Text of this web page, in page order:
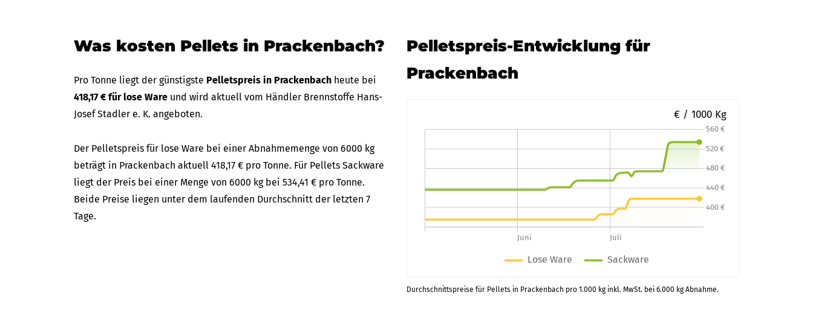
Was kosten Pellets in Prackenbach?
Pro Tonne liegt der günstigste Pelletspreis in Prackenbach heute bei
418,17 € für lose Ware und wird aktuell vom Händler Brennstoffe Hans-
Josef Stadler e. K. angeboten.
Der Pelletspreis für lose Ware bei einer Abnahmemenge von 6000 kg
beträgt in Prackenbach aktuell 418,17 € pro Tonne. Für Pellets Sackware
liegt der Preis bei einer Menge von 6000 kg bei 534,41 € pro Tonne.
Beide Preise liegen unter dem laufenden Durchschnitt der letzten 7
Tage.
Pelletspreis-Entwicklung für
Prackenbach
€ / 1000 Kg
Durchschnittspreise für Pellets in Prackenbach pro 1.000 kg inkl. MwSt. bei 6.000 kg Abnahme.